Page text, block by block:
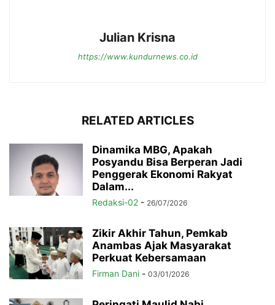
Julian Krisna
https://www.kundurnews.co.id
RELATED ARTICLES
Dinamika MBG, Apakah
Posyandu Bisa Berperan Jadi
Penggerak Ekonomi Rakyat
Dalam...
Redaksi-02 - 26/07/2026
Zikir Akhir Tahun, Pemkab
Anambas Ajak Masyarakat
Perkuat Kebersamaan
Firman Dani - 03/01/2026